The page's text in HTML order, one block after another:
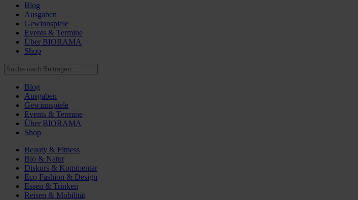
Blog
Ausgaben
Gewinnspiele
Events & Termine
Über BIORAMA
Shop
Blog
Ausgaben
Gewinnspiele
Events & Termine
Über BIORAMA
Shop
Beauty & Fitness
Bio & Natur
Diskurs & Kommentar
Eco Fashion & Design
Essen & Trinken
Reisen & Mobilität